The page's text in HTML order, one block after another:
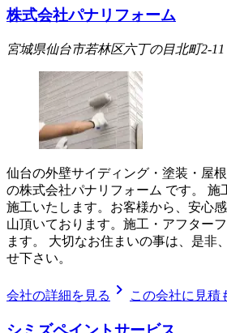
株式会社パナリフォーム
宮城県仙台市若林区六丁の目北町2-11
仙台の外壁サイディング・塗装・屋
の株式会社パナリフォーム です。 施
施工いたします。お客様から、安心
山頂いております。施工・アフター
ます。 大切なお住まいの事は、是非
せ下さい。
会社の詳細を見る chevron_right この会社に見積